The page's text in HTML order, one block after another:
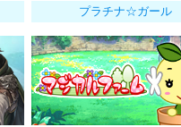
プラチナ☆ガール